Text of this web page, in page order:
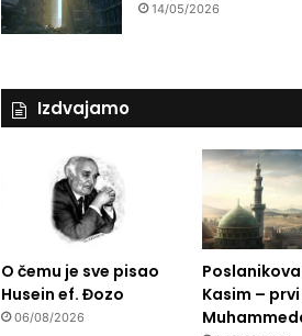
14/05/2026
Izdvajamo
O čemu je sve pisao
Husein ef. Đozo
06/08/2026
Kasim –